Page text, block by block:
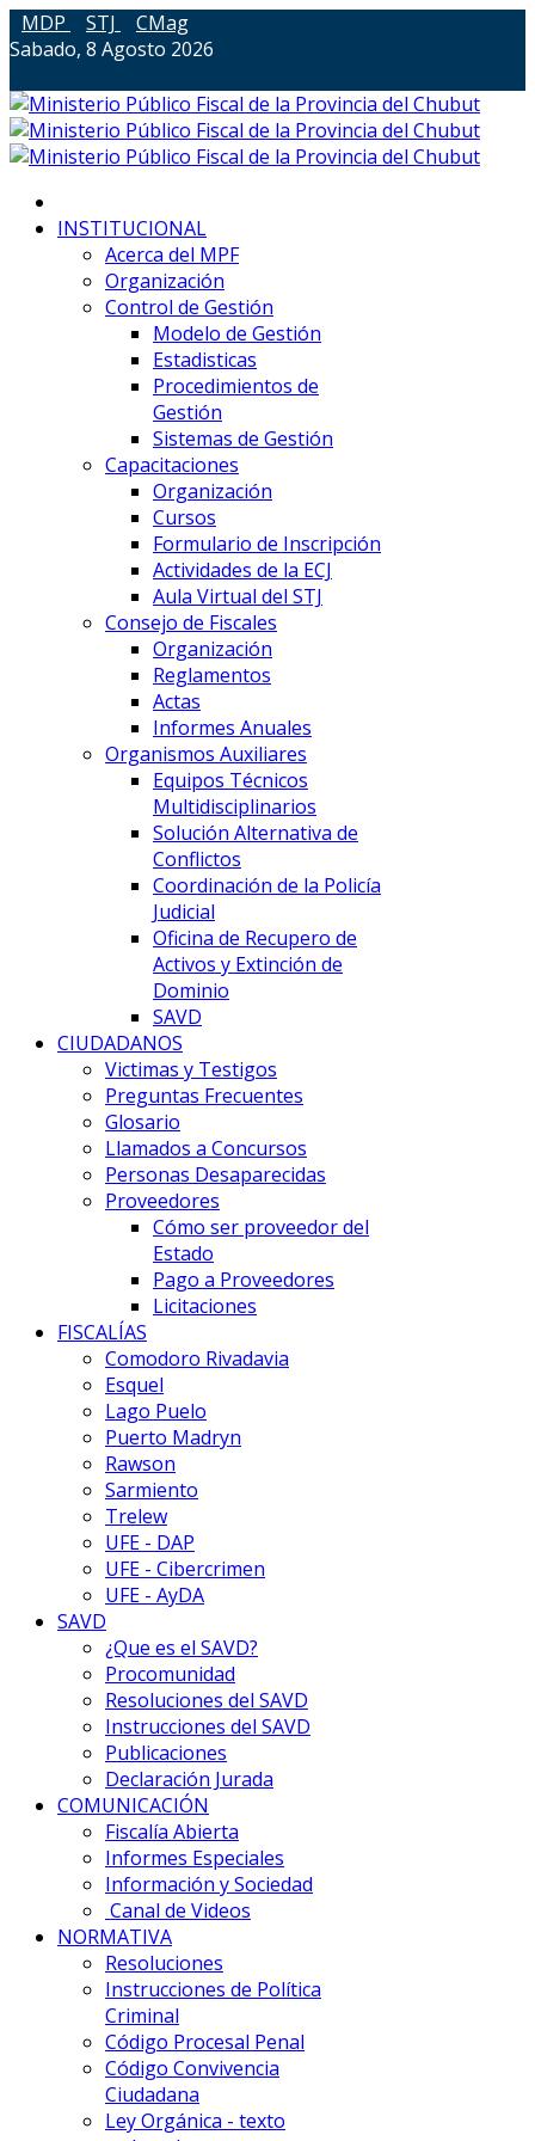
MDP STJ
CMag
Sabado, 8 Agosto 2026
INSTITUCIONAL
Acerca del MPF
Organización
Control de Gestión
Modelo de Gestión
Estadisticas
Procedimientos de
Gestión
Sistemas de Gestión
Capacitaciones
Organización
Cursos
Formulario de Inscripción
Actividades de la ECJ
Aula Virtual del STJ
Consejo de Fiscales
Organización
Reglamentos
Actas
Informes Anuales
Organismos Auxiliares
Equipos Técnicos
Multidisciplinarios
Solución Alternativa de
Conflictos
Coordinación de la Policía
Judicial
Oficina de Recupero de
Activos y Extinción de
Dominio
SAVD
CIUDADANOS
Victimas y Testigos
Preguntas Frecuentes
Glosario
Llamados a Concursos
Personas Desaparecidas
Proveedores
Cómo ser proveedor del
Estado
Pago a Proveedores
Licitaciones
FISCALÍAS
Comodoro Rivadavia
Esquel
Lago Puelo
Puerto Madryn
Rawson
Sarmiento
Trelew
UFE - DAP
UFE - Cibercrimen
UFE - AyDA
SAVD
¿Que es el SAVD?
Procomunidad
Resoluciones del SAVD
Instrucciones del SAVD
Publicaciones
Declaración Jurada
COMUNICACIÓN
Fiscalía Abierta
Informes Especiales
Información y Sociedad
Canal de Videos
NORMATIVA
Resoluciones
Instrucciones de Política
Criminal
Código Procesal Penal
Código Convivencia
Ciudadana
Ley Orgánica - texto